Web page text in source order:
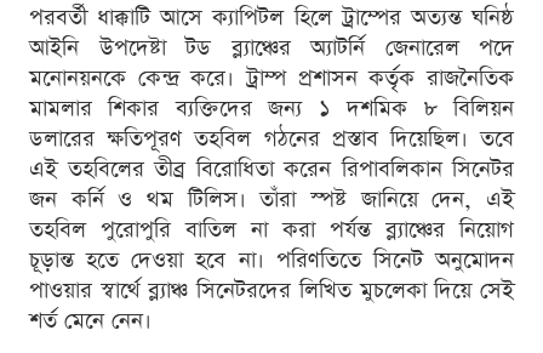
পরবর্তী ধাক্কাটি আসে ক্যাপিটল হিলে ট্রাম্পের অত্যন্ত ঘনিষ্ঠ
আইনি উপদেষ্টা টড ব্ল্যাঞ্চের অ্যাটর্নি জেনারেল পদে
মনোনয়নকে কেন্দ্র করে। ট্রাম্প প্রশাসন কর্তৃক রাজনৈতিক
মামলার শিকার ব্যক্তিদের জন্য ১ দশমিক ৮ বিলিয়ন
ডলারের ক্ষতিপূরণ তহবিল গঠনের প্রস্তাব দিয়েছিল। তবে
এই তহবিলের তীব্র বিরোধিতা করেন রিপাবলিকান সিনেটর
জন কর্নি ও থম টিলিস। তাঁরা স্পষ্ট জানিয়ে দেন, এই
তহবিল পুরোপুরি বাতিল না করা পর্যন্ত ব্ল্যাঞ্চের নিয়োগ
চূড়ান্ত হতে দেওয়া হবে না। পরিণতিতে সিনেট অনুমোদন
পাওয়ার স্বার্থে ব্ল্যাঞ্চ সিনেটরদের লিখিত মুচলেকা দিয়ে সেই
শর্ত মেনে নেন।